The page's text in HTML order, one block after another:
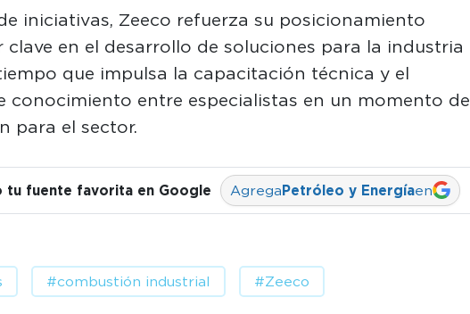
iniciativas, Zeeco refuerza su posicionamiento
en el desarrollo de soluciones para la industria
que impulsa la capacitación técnica y el
conocimiento entre especialistas en un momento de
para el sector.
tu fuente favorita en Google AgregaPetróleo y Energíaen
#combustión industrial #Zeeco